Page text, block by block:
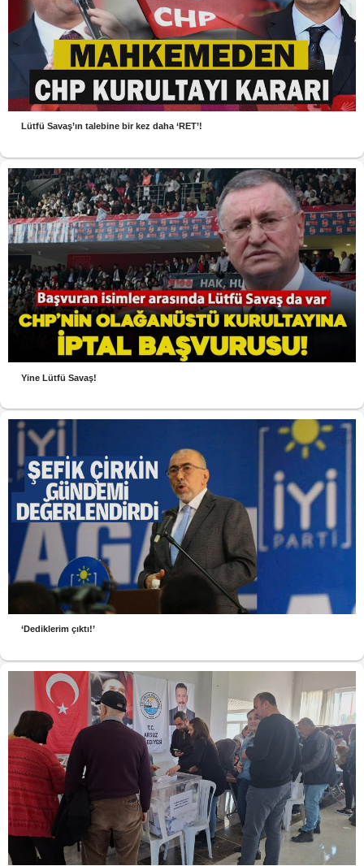
Lütfü Savaş’ın talebine bir kez daha ‘RET’!
Yine Lütfü Savaş!
‘Dediklerim çıktı!’